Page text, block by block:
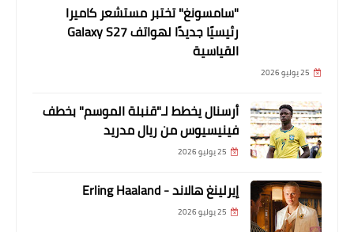
"سامسونغ" تختبر مستشعر كاميرا
رئيسيًا جديدًا لهواتف Galaxy S27
القياسية
25 يوليو 2026
أرسنال يخطط لـ"قنبلة الموسم" بخطف
فينيسيوس من ريال مدريد
25 يوليو 2026
إيرلينغ هالاند - Erling Haaland
25 يوليو 2026